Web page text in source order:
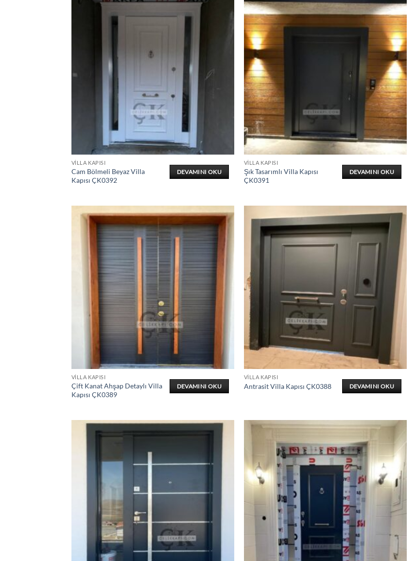
VILLA KAPISI
Cam Bölmeli Beyaz Villa
Kapısı ÇK0392
DEVAMINI OKU
VILLA KAPISI
Şık Tasarımlı Villa Kapısı
ÇK0391
DEVAMINI OKU
VILLA KAPISI
Çift Kanat Ahşap Detaylı Villa
Kapısı ÇK0389
DEVAMINI OKU
VILLA KAPISI
Antrasit Villa Kapısı ÇK0388 DEVAMINI OKU